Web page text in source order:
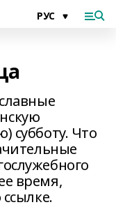
субботу. Что
время,